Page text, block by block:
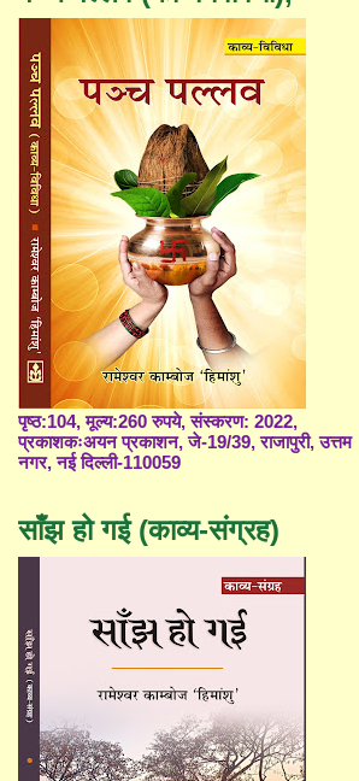
पृष्ठ:104, मूल्य:260 रुपये, संस्करण: 2022,
प्रकाशकःअयन प्रकाशन, जे-19/39, राजापुरी, उत्तम
नगर, नई दिल्ली-110059
साँझ हो गई (काव्य-संग्रह)